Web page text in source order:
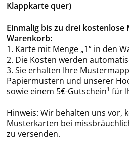
Klappkarte quer)
Einmalig bis zu drei
Warenkorb:
1. Karte mit Menge „1“ in den
2. Die Kosten werden
3. Sie erhalten Ihre
Papiermustern und unserer
sowie einem 5€-Gutschein¹ für
Hinweis: Wir behalten uns vor,
Musterkarten bei
zu versenden.